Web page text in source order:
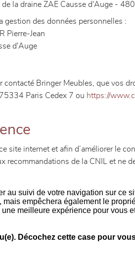
de la draine ZAE Causse d'Auge -
gestion des données personnelles :
Pierre-Jean
d'Auge
contacté Bringer Meubles, que vos
Paris Cedex 7 ou https://
site internet et afin d’améliorer le
recommandations de la CNIL et ne